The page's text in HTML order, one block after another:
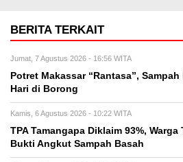
BERITA TERKAIT
Jumat, 7 Agustus 2026 - 16:56 WITA
Potret Makassar “Rantasa”,
Hari di Borong
Kamis, 6 Agustus 2026 - 10:22 WITA
TPA Tamangapa Diklaim 93%,
Bukti Angkut Sampah Basah